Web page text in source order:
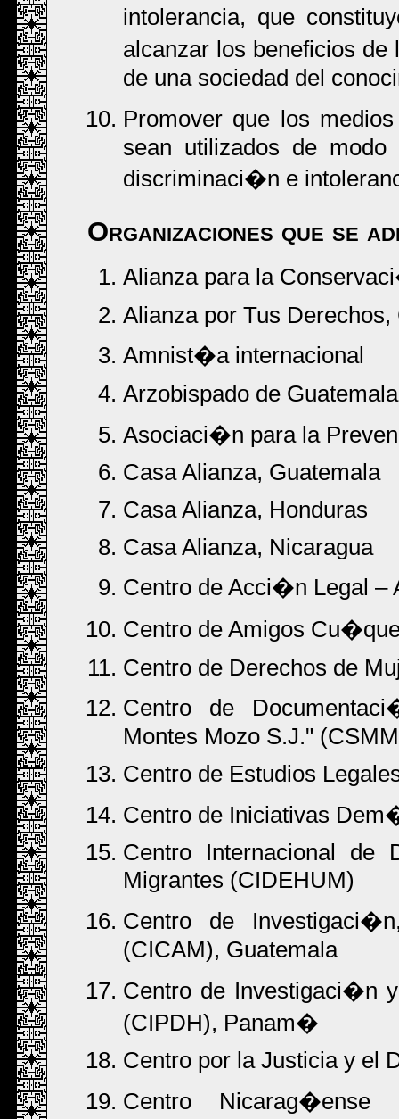
intolerancia, que
alcanzar los beneficios
de una sociedad del
Promover que los
sean utilizados de
discriminaci�n e
Organizaciones que se
Alianza para la
Alianza por Tus Derechos,
Amnist�a internacional
Arzobispado de Guatemala
Asociaci�n para la
Casa Alianza, Guatemala
Casa Alianza, Honduras
Casa Alianza, Nicaragua
Centro de Acci�n Legal –
Centro de Amigos
Centro de Derechos de
Centro de
Montes Mozo S.J."
Centro de Estudios
Centro de Iniciativas
Centro Internacional de
Migrantes (CIDEHUM)
Centro de
(CICAM), Guatemala
Centro de Investigaci�n
(CIPDH), Panam�
Centro por la Justicia y el
Centro Nicarag�ense